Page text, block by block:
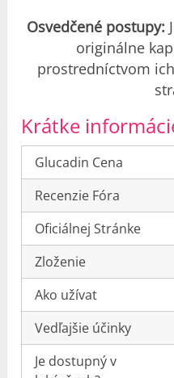
Osvedčené postupy:
originálne
prostredníctvom
Krátke
Glucadin Cena
Recenzie Fóra
Oficiálnej Stránke
Zloženie
Ako užívat
Vedľajšie účinky
Je dostupný v